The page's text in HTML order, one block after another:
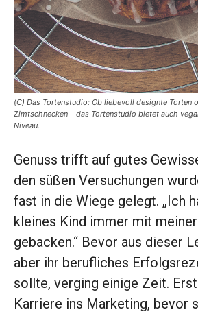
(C) Das Tortenstudio: Ob liebevoll designte Torten
Zimtschnecken – das Tortenstudio bietet auch
Niveau.
Genuss trifft auf gutes
den süßen Versuchungen
fast in die Wiege gelegt. „Ich
kleines Kind immer mit
gebacken.“ Bevor aus dieser
aber ihr berufliches
sollte, verging einige Zeit.
Karriere ins Marketing, bevor